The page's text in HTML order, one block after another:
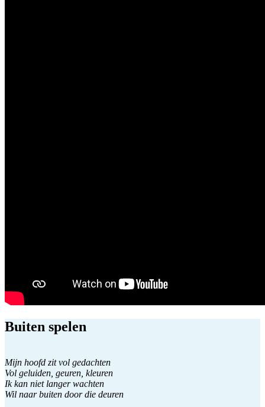
Buiten spelen
Mijn hoofd zit vol gedachten
Vol geluiden, geuren, kleuren
Ik kan niet langer wachten
Wil naar buiten door die deuren